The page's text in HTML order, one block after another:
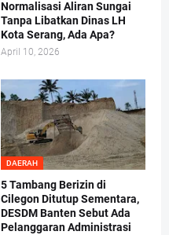
Normalisasi Aliran Sungai
Tanpa Libatkan Dinas LH
Kota Serang, Ada Apa?
April 10, 2026
DAERAH
5 Tambang Berizin di
Cilegon Ditutup Sementara,
DESDM Banten Sebut Ada
Pelanggaran Administrasi